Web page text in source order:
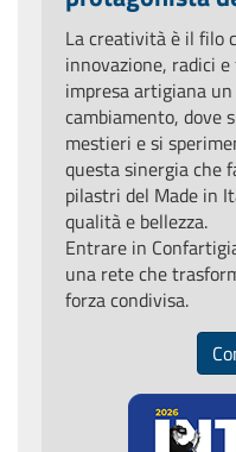
La creatività è il filo
innovazione, radici
impresa artigiana
cambiamento, dove
mestieri e si
questa sinergia che
pilastri del Made in
qualità e bellezza.
Entrare in
una rete che
forza condivisa.